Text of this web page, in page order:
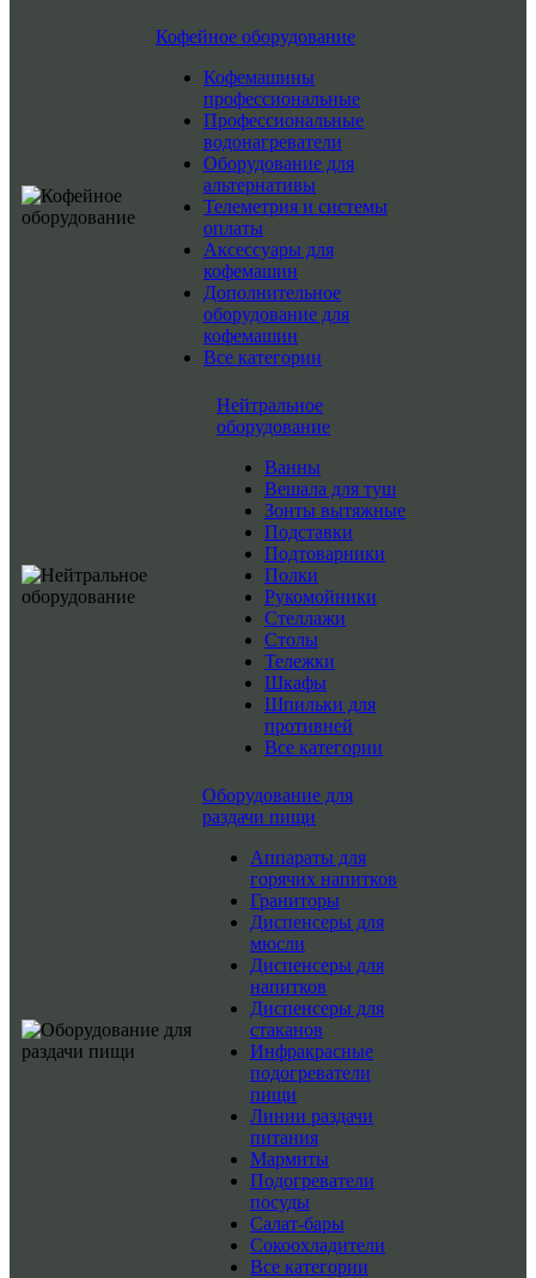
Кофейное оборудование
Кофемашины
профессиональные
Профессиональные
водонагреватели
Оборудование для
альтернативы
Телеметрия и системы
оплаты
Аксессуары для
кофемашин
Дополнительное
оборудование для
кофемашин
Все категории
Нейтральное
оборудование
Ванны
Вешала для туш
Зонты вытяжные
Подставки
Подтоварники
Полки
Рукомойники
Стеллажи
Столы
Тележки
Шкафы
Шпильки для
противней
Все категории
Оборудование для
раздачи пищи
Аппараты для
горячих напитков
Граниторы
Диспенсеры для
мюсли
Диспенсеры для
напитков
Диспенсеры для
стаканов
Инфракрасные
подогреватели
пищи
Линии раздачи
питания
Мармиты
Подогреватели
посуды
Салат-бары
Сокоохладители
Все категории